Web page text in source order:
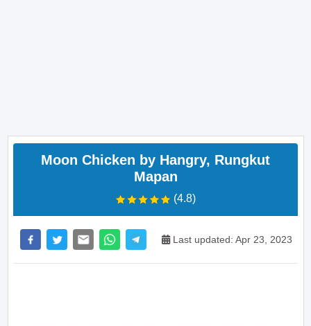
Moon Chicken by Hangry, Rungkut
Mapan
(4.8)
Last updated: Apr 23, 2023